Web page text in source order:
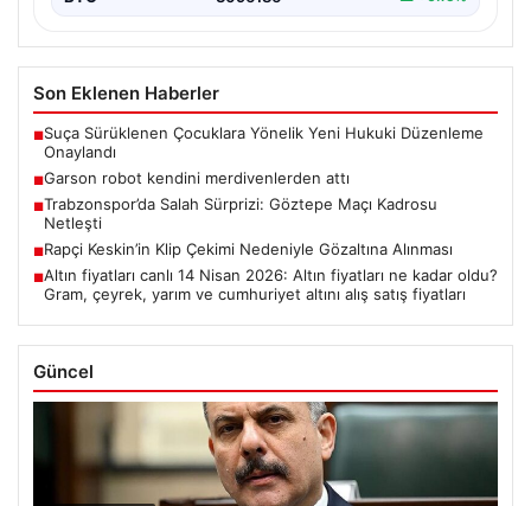
Son Eklenen Haberler
■Suça Sürüklenen Çocuklara Yönelik Yeni Hukuki Düzenleme
Onaylandı
■Garson robot kendini merdivenlerden attı
■Trabzonspor’da Salah Sürprizi: Göztepe Maçı Kadrosu
Netleşti
■Rapçi Keskin’in Klip Çekimi Nedeniyle Gözaltına Alınması
■Altın fiyatları canlı 14 Nisan 2026: Altın fiyatları ne kadar oldu?
Gram, çeyrek, yarım ve cumhuriyet altını alış satış fiyatları
Güncel